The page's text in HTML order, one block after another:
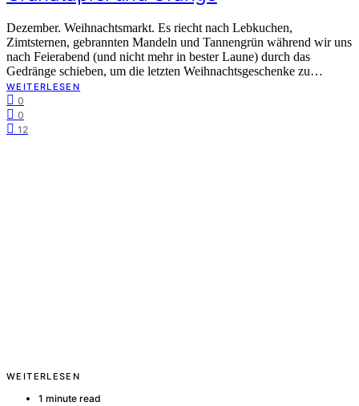
Dezember. Weihnachtsmarkt. Es riecht nach Lebkuchen,
Zimtsternen, gebrannten Mandeln und Tannengrün während wir uns
nach Feierabend (und nicht mehr in bester Laune) durch das
Gedränge schieben, um die letzten Weihnachtsgeschenke zu…
WEITERLESEN
0
0
12
WEITERLESEN
1 minute read